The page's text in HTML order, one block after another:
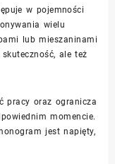
w pojemności
wielu
lub mieszaninami
ale też
pracy oraz ogranicza
momencie.
jest napięty,